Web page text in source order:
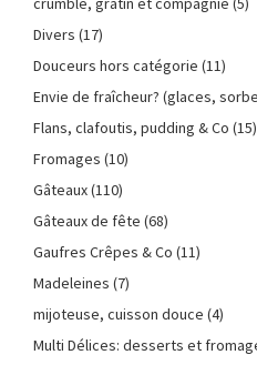
Divers (17)
Douceurs hors catégorie (11)
Envie de fraîcheur? (glaces,
Flans, clafoutis, pudding & Co (15)
Fromages (10)
Gâteaux(110)
Gâteaux de fête (68)
Gaufres Crêpes & Co (11)
Madeleines (7)
mijoteuse, cuisson douce (4)
Multi Délices: desserts et